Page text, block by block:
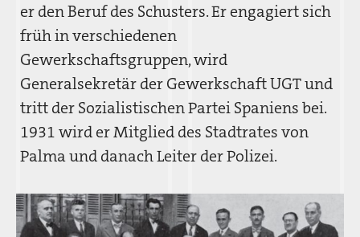
er den Beruf des Schusters. Er engagiert sich
früh in verschiedenen
Gewerkschaftsgruppen, wird
Generalsekretär der Gewerkschaft UGT und
tritt der Sozialistischen Partei Spaniens bei.
1931 wird er Mitglied des Stadtrates von
Palma und danach Leiter der Polizei.